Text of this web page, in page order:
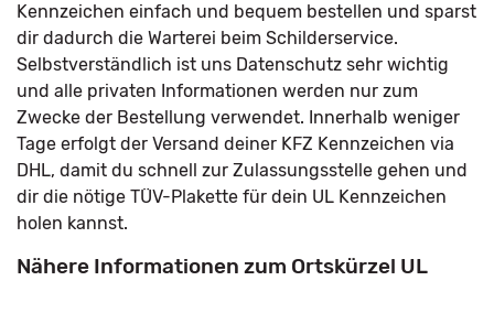
Kennzeichen einfach und bequem bestellen und sparst
dir dadurch die Warterei beim Schilderservice.
Selbstverständlich ist uns Datenschutz sehr wichtig
und alle privaten Informationen werden nur zum
Zwecke der Bestellung verwendet. Innerhalb weniger
Tage erfolgt der Versand deiner KFZ Kennzeichen via
DHL, damit du schnell zur Zulassungsstelle gehen und
dir die nötige TÜV-Plakette für dein UL Kennzeichen
holen kannst.
Nähere Informationen zum Ortskürzel UL